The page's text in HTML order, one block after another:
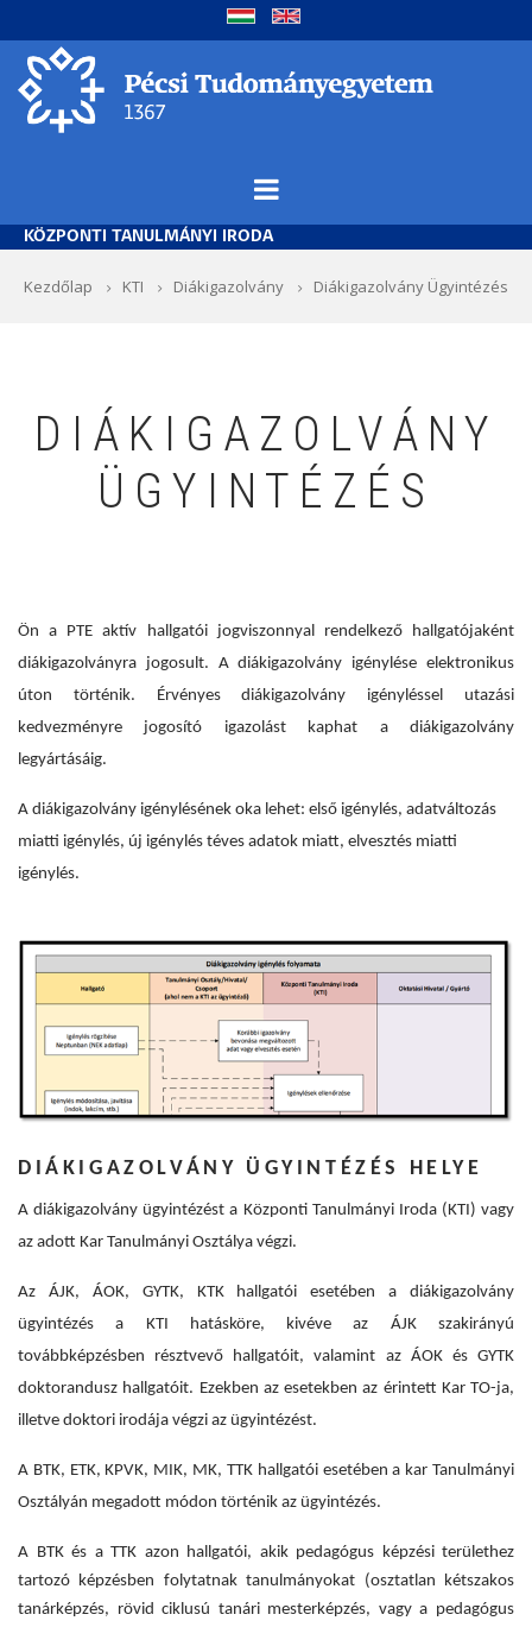
a
tartalomra
KÖZPONTI TANULMÁNYI IRODA
Morzsa
Kezdőlap KTI Diákigazolvány Diákigazolvány Ügyintézés
DIÁKIGAZOLVÁNY
ÜGYINTÉZÉS
Ön a PTE aktív hallgatói jogviszonnyal rendelkező hallgatójaként
diákigazolványra jogosult. A diákigazolvány igénylése elektronikus
úton történik. Érvényes diákigazolvány igényléssel utazási
kedvezményre jogosító igazolást kaphat a diákigazolvány
legyártásáig.
A diákigazolvány igénylésének oka lehet: első igénylés, adatváltozás
miatti igénylés, új igénylés téves adatok miatt, elvesztés miatti
igénylés.
DIÁKIGAZOLVÁNY ÜGYINTÉZÉS HELYE
A diákigazolvány ügyintézést a Központi Tanulmányi Iroda (KTI) vagy
az adott Kar Tanulmányi Osztálya végzi.
Az ÁJK, ÁOK, GYTK, KTK hallgatói esetében a diákigazolvány
ügyintézés a KTI hatásköre, kivéve az ÁJK szakirányú
továbbképzésben résztvevő hallgatóit, valamint az ÁOK és GYTK
doktorandusz hallgatóit. Ezekben az esetekben az érintett Kar TO-ja,
illetve doktori irodája végzi az ügyintézést.
A BTK, ETK, KPVK, MIK, MK, TTK hallgatói esetében a kar Tanulmányi
Osztályán megadott módon történik az ügyintézés.
A BTK és a TTK azon hallgatói, akik pedagógus képzési területhez
tartozó képzésben folytatnak tanulmányokat (osztatlan kétszakos
tanárképzés, rövid ciklusú tanári mesterképzés, vagy a pedagógus